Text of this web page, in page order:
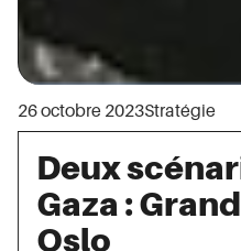
26 octobre 2023Stratégie
Deux
Gaza :
Oslo